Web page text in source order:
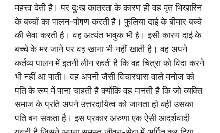
महत्त्व देती है। पर दुःख कातरता के कारण ही वह मृत भिखारिन
के बच्चों का पालन-पोषण करती है। फुलिया दाई के बीमार बच्चे
की सेवा करती है। वह अत्यंत भावुक भी है। इसी कारण दाई के
बच्चे के मर जाने पर वह खाना भी नहीं खाती है। वह अपने
कर्तव्य पालन में इतनी लीन रहती है कि वह चित्रा को विदा करने
भी नहीं आ पाती। वह अपनी जैसी विचारधारा वाले मनोज को
पति के रूप में पाना चाहती है क्योंकि वह मानती है कि जो व्यक्ति
समाज के प्रति अपने उत्तरदायित्व को जानता हो वही उसका
पति बन सकता है। इस प्रकार अरुणा एक ऐसी आदर्शवादी